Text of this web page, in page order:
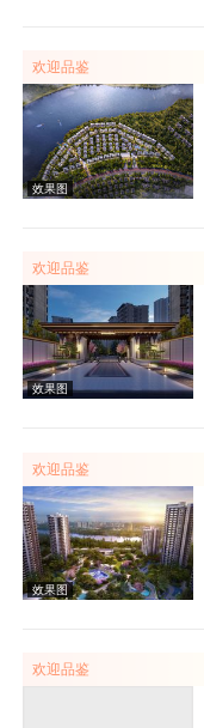
效果图
效果图
欢迎品鉴
效果图
欢迎品鉴
欢迎品鉴
欢迎品鉴